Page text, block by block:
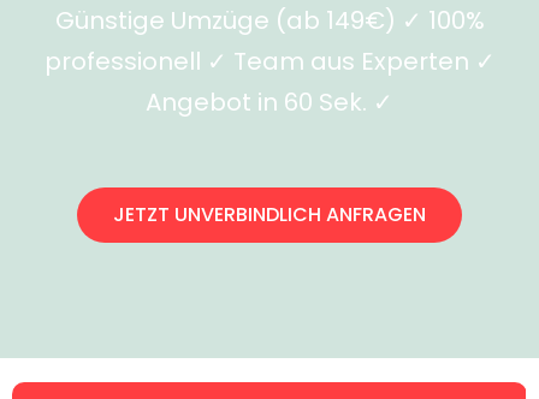
Günstige Umzüge (ab 149€) ✓ 100%
professionell ✓ Team aus Experten ✓
Angebot in 60 Sek. ✓
JETZT UNVERBINDLICH ANFRAGEN